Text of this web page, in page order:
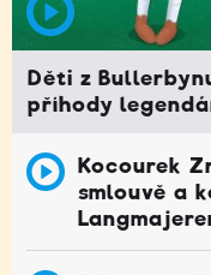
Děti z
příhody
Kocourek
smlouvě a